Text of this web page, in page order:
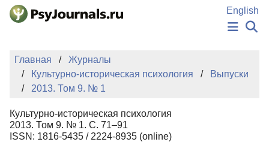
Перейти к основному содержанию
English
НОВОСТИ
КЛЮЧЕВЫЕ СЛОВА
Регистрация
Главная
Журналы
Культурно-историческая психология
Выпуски
2013. Том 9. № 1
Культурно-историческая психология
2013. Том 9. № 1. С. 71–91
ISSN: 1816-5435 / 2224-8935 (online)